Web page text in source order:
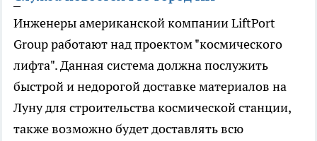
Инженеры американской компании LiftPort
Group работают над проектом "космического
лифта". Данная система должна послужить
быстрой и недорогой доставке материалов на
Луну для строительства космической станции,
также возможно будет доставлять всю